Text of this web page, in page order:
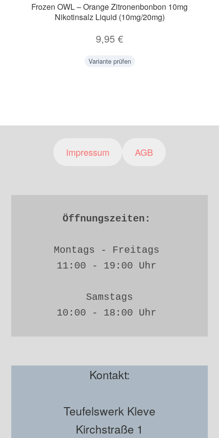
Frozen OWL – Orange Zitronenbonbon 10mg
Nikotinsalz Liquid (10mg/20mg)
9,95 €
Variante prüfen
Impressum AGB
Öffnungszeiten:
Montags - Freitags
11:00 - 19:00 Uhr
Samstags
10:00 - 18:00 Uhr
Kontakt:
Teufelswerk Kleve
Kirchstraße 1